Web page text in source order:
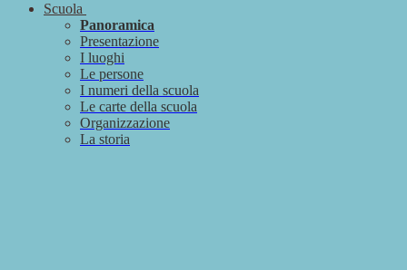
Scuola
Panoramica
Presentazione
I luoghi
Le persone
I numeri della scuola
Le carte della scuola
Organizzazione
La storia